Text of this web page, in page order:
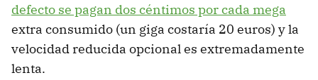
defecto se pagan dos céntimos por cada mega
extra consumido (un giga costaría 20 euros) y la
velocidad reducida opcional es extremadamente
lenta.